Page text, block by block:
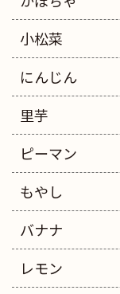
小松菜
にんじん
里芋
ピーマン
もやし
バナナ
レモン